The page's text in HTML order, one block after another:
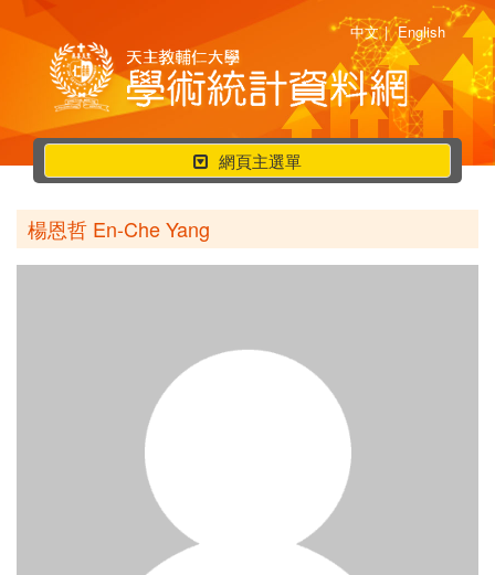
中文 | English
行
動
選
單
網頁主選單
楊恩哲 En-Che Yang